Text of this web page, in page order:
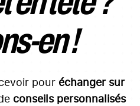
en !
pour échanger sur
conseils personnalisés